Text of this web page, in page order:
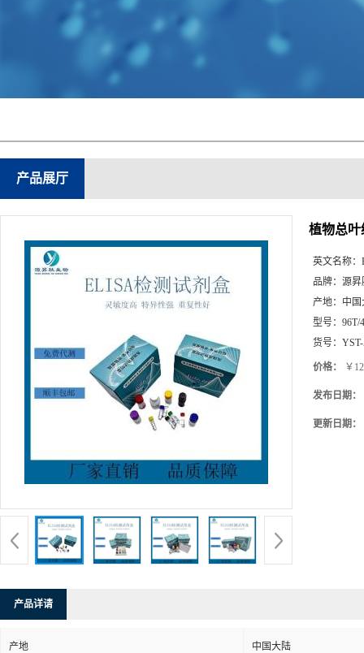
产品展厅
植物总叶
英文名称：
品牌： 源昇
产地： 中国
型号： 96T/
货号：
价格： ￥
发布日期：
更新日期：
产品详请
产地 中国大陆